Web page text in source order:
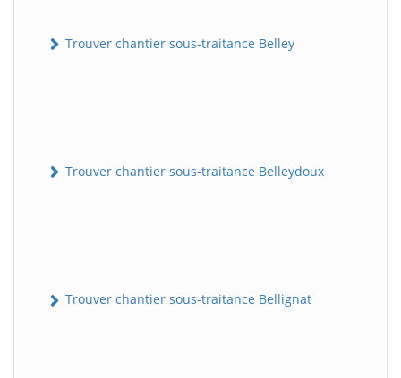
Trouver chantier sous-traitance Belley
Trouver chantier sous-traitance Belleydoux
Trouver chantier sous-traitance Bellignat